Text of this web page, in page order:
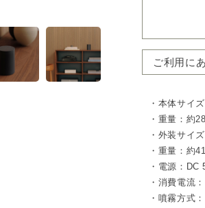
熱や水を使
て拡散しま
化や変質を
※本製品は
コードレス
Type-C対
約3時間の
充電式でコ
選ばず香り
オートオフ
ンに合わせ
ご利用に
・本体サイ
・重量：約
・外装サイ
・重量：約
・電源：DC
・消費電流
・噴霧方式